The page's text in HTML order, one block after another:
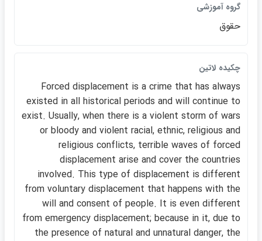
گروه آموزشي
حقوق
چكيده لاتين
Forced displacement is a crime that has always
existed in all historical periods and will continue to
exist. Usually, when there is a violent storm of wars
or bloody and violent racial, ethnic, religious and
religious conflicts, terrible waves of forced
displacement arise and cover the countries
involved. This type of displacement is different
from voluntary displacement that happens with the
will and consent of people. It is even different
from emergency displacement; because in it, due to
the presence of natural and unnatural danger, the